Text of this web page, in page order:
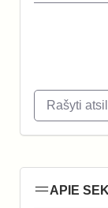
Rašyti
APIE